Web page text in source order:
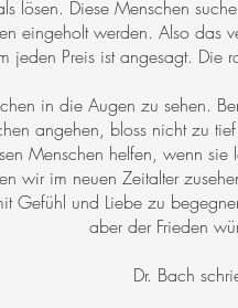
lösen. Diese Menschen
eingeholt werden. Also das
jeden Preis ist angesagt. Die
in die Augen zu sehen.
angehen, bloss nicht zu
Menschen helfen, wenn sie
wir im neuen Zeitalter
Gefühl und Liebe zu
aber der Frieden
Dr. Bach